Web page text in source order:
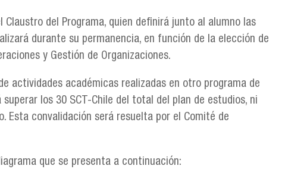
del Programa, quien definirá junto al alumno las
durante su permanencia, en función de la elección de
y Gestión de Organizaciones.
actividades académicas realizadas en otro programa de
los 30 SCT-Chile del total del plan de estudios, ni
Esta convalidación será resuelta por el Comité de
que se presenta a continuación: